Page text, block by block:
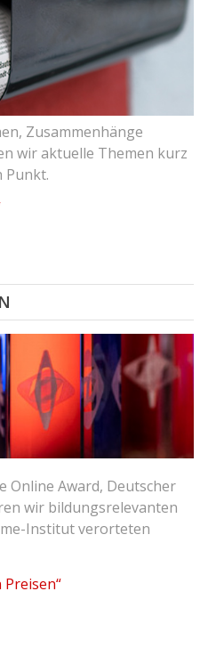
Zusammenhänge
wir aktuelle Themen kurz
Punkt.
Online Award, Deutscher
wir bildungsrelevanten
Institut verorteten
Preisen“